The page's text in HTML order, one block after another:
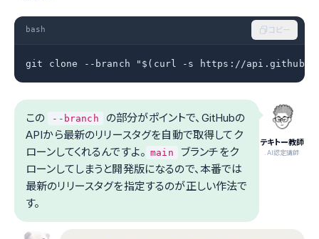
bash コピー
git clone --branch "$(curl -s https://
テキトー教師
.AI認定講師
この --branch
の部分がポイントで、GitHubの
APIから最新のリリースタグを自動で取得してク
ローンしてくれるんですよ。 main
ブランチをク
ローンしてしまうと開発版になるので、本番では
最新のリリースタグを指定するのが正しい作法で
す。